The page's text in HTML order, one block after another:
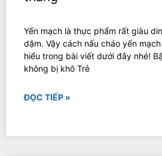
Yến mạch là thực phẩm rất giàu
dặm. Vậy cách nấu cháo yến
hiểu trong bài viết dưới đây nhé!
không bị khô Trẻ
ĐỌC TIẾP »